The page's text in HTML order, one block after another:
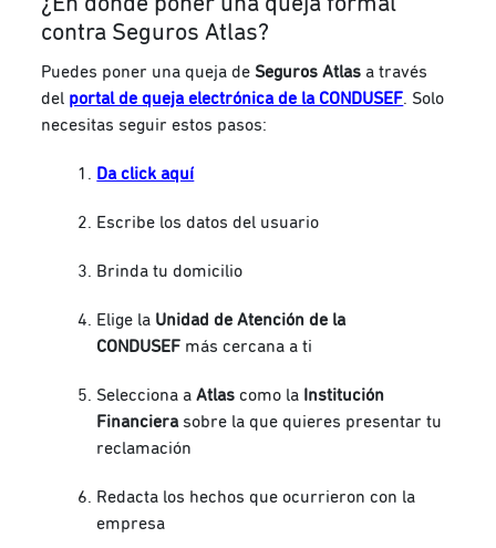
contra Seguros Atlas?
Puedes poner una queja de Seguros Atlas a través
del portal de queja electrónica de la CONDUSEF. Solo
necesitas seguir estos pasos:
Da click aquí
Escribe los datos del usuario
Brinda tu domicilio
Elige la Unidad de Atención de la
CONDUSEF más cercana a ti
Selecciona aAtlascomo la Institución
Financiera sobre la que quieres presentar tu
reclamación
Redacta los hechos que ocurrieron con la
empresa